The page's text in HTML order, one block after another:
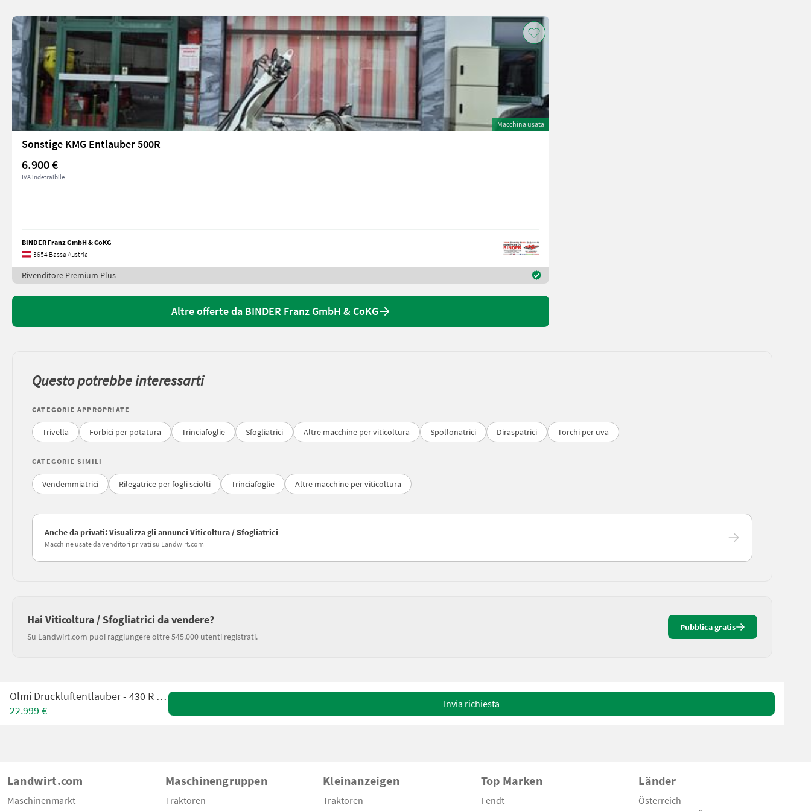
Macchina usata
Sonstige KMG Entlauber 500R
6.900 €
IVA indetraibile
BINDER Franz GmbH & CoKG
3654 Bassa Austria
Rivenditore Premium Plus
Altre offerte da BINDER Franz GmbH & CoKG
Questo potrebbe interessarti
CATEGORIE APPROPRIATE
Trivella Forbici per potatura Trinciafoglie Sfogliatrici Altre macchine per viticoltura Spollonatrici Diraspatrici Torchi per uva
CATEGORIE SIMILI
Vendemmiatrici Rilegatrice per fogli sciolti Trinciafoglie Altre macchine per viticoltura
Anche da privati: Visualizza gli annunci Viticoltura / Sfogliatrici
Macchine usate da venditori privati su Landwirt.com
Hai Viticoltura / Sfogliatrici da vendere?
Su Landwirt.com puoi raggiungere oltre 545.000 utenti registrati.
Pubblica gratis
Olmi Druckluftentlauber - 430 R mit Joystick
22.999 €
Invia richiesta
Landwirt.com
Maschinenmarkt
Maschinengruppen
Traktoren
Kleinanzeigen
Traktoren
Top Marken
Fendt
Länder
Österreich